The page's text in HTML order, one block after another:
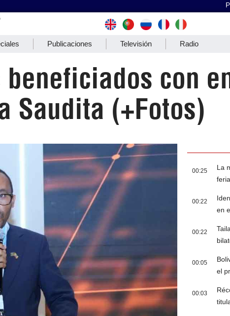
Publicaciones Televisión Radio
con
Saudita (+Fotos)
00:25
La
00:22
en
00:22
00:05
el
00:03